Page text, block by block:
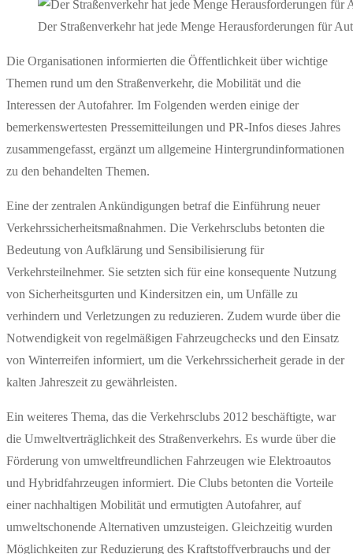
Der Straßenverkehr hat jede Menge Herausforderungen für
Die Organisationen informierten die Öffentlichkeit über wichtige
Themen rund um den Straßenverkehr, die Mobilität und die
Interessen der Autofahrer. Im Folgenden werden einige der
bemerkenswertesten Pressemitteilungen und PR-Infos dieses Jahres
zusammengefasst, ergänzt um allgemeine Hintergrundinformationen
zu den behandelten Themen.
Eine der zentralen Ankündigungen betraf die Einführung neuer
Verkehrssicherheitsmaßnahmen. Die Verkehrsclubs betonten die
Bedeutung von Aufklärung und Sensibilisierung für
Verkehrsteilnehmer. Sie setzten sich für eine konsequente Nutzung
von Sicherheitsgurten und Kindersitzen ein, um Unfälle zu
verhindern und Verletzungen zu reduzieren. Zudem wurde über die
Notwendigkeit von regelmäßigen Fahrzeugchecks und den Einsatz
von Winterreifen informiert, um die Verkehrssicherheit gerade in der
kalten Jahreszeit zu gewährleisten.
Ein weiteres Thema, das die Verkehrsclubs 2012 beschäftigte, war
die Umweltverträglichkeit des Straßenverkehrs. Es wurde über die
Förderung von umweltfreundlichen Fahrzeugen wie Elektroautos
und Hybridfahrzeugen informiert. Die Clubs betonten die Vorteile
einer nachhaltigen Mobilität und ermutigten Autofahrer, auf
umweltschonende Alternativen umzusteigen. Gleichzeitig wurden
Möglichkeiten zur Reduzierung des Kraftstoffverbrauchs und der